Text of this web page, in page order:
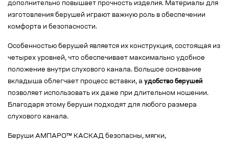
дополнительно повышает прочность изделия. Материалы для
изготовления берушей играют важную роль в обеспечении
комфорта и безопасности.
Особенностью берушей является их конструкция, состоящая из
четырех уровней, что обеспечивает максимально удобное
положение внутри слухового канала. Большое основание
вкладыша облегчает процесс вставки, а удобство берушей
позволяет использовать их даже при длительном ношении.
Благодаря этому беруши подходят для любого размера
слухового канала.
Беруши АМПАРО™ КАСКАД безопасны, мягки,